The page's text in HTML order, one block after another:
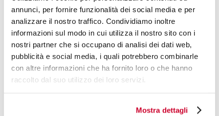
annunci, per fornire funzionalità dei social media e per
analizzare il nostro traffico. Condividiamo inoltre
informazioni sul modo in cui utilizza il nostro sito con i
nostri partner che si occupano di analisi dei dati web,
pubblicità e social media, i quali potrebbero combinarle
con altre informazioni che ha fornito loro o che hanno
raccolto dal suo utilizzo dei loro servizi.
Mostra dettagli
infrarossi lontani (FIR), presenti in natura e noti per le
proprietà benefiche. La cottura a contatto diretto evita
dispersioni e calore in eccesso. Veloce ed efficiente,
Noun raggiunge i 300°C in soli 80 secondi. Il controllo
dei tempi e delle temperature di cottura può ridurre in
modo significativo i consumi e ottimizzare la preparazione
delle pietanze.